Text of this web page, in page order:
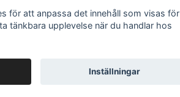
för att anpassa det innehåll som visas för
tänkbara upplevelse när du handlar hos
Inställningar